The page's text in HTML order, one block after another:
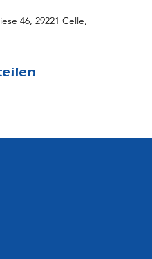
46, 29221 Celle,